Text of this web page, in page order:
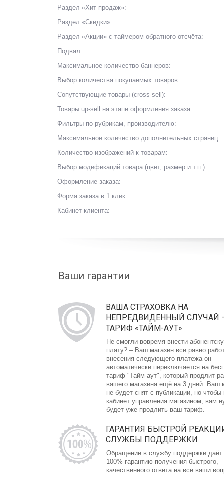
Раздел «Хит продаж»:
Раздел «Скидки»:
Раздел «Акции» с таймером обратного отсчёта:
Подвал:
Максимальное количество баннеров:
Выбор количества покупаемых товаров:
Сопутствующие товары (cross-sell):
Товары up-sell на этапе оформления заказа:
Фильтры по рубрикам, производителю:
Максимальное количество дополнительных страниц:
Количество изображений к товарам:
Выбор модификаций товара (цвет, размер и т.п.):
Оформление заказа:
Форма заказа в 1 клик:
Кабинет клиента:
Ваши гарантии
ВАША СТРАХОВКА НА
НЕПРЕДВИДЕННЫЙ СЛУЧАЙ
ТАРИФ «ТАЙМ-АУТ»
Не смогли вовремя внести
плату? – Ваш магазин все равно
внесения следующего платежа он
автоматически переключается на
тариф "Тайм-аут", который продлит
вашего магазина ещё на 3 дней. Ваш
не будет снят с публикации, но чтобы
кабинет управления магазином, вам
будет уже продлить ваш тариф.
ГАРАНТИЯ БЫСТРОЙ
СЛУЖБЫ ПОДДЕРЖКИ
Обращение в службу поддержки
100% гарантию получения быстрого,
качественного ответа на все ваши